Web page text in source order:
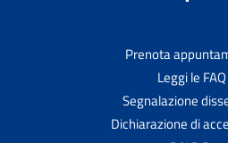
Prenota
Leggi le FAQ
Segnalazione
Dichiarazione di